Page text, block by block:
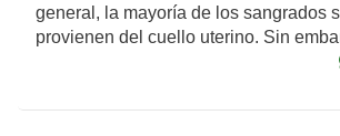
general, la mayoría de los sangrados
provienen del cuello uterino. Sin